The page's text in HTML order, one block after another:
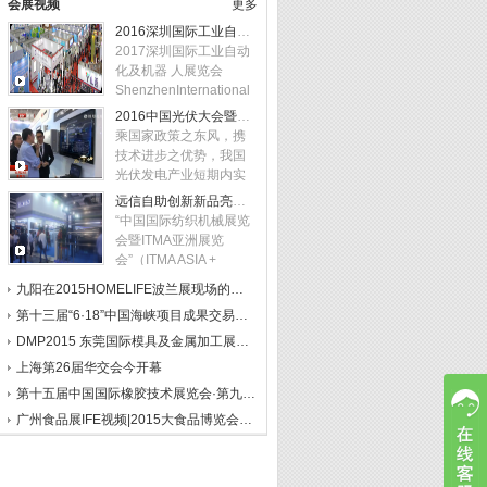
会展视频
更多
2016深圳国际工业自动化及机器人展览会现场视频
2017深圳国际工业自动
化及机器 人展览会
ShenzhenInternational
Industrial
AutomationRobot
Exhibition 2017 时间：
2017 年 9 月 19 日- 21
2016中国光伏大会暨展览会在京举办
乘国家政策之东风，携
技术进步之优势，我国
光伏发电产业短期内实
现量质起升。2015年我
国新增光伏发电装机继
续领跑全球
远信自助创新新品亮相2016中国国际纺织机械展览会
“中国国际纺织机械展览
会暨ITMA亚洲展览
会”（ITMA ASIA +
CITME）由“中国国际纺
织机械展览会”和“ITMA
ASIA” 联合而成。是
九阳在2015HOMELIFE波兰展现场的采访
第十三届“6·18”中国海峡项目成果交易会开幕
DMP2015 东莞国际模具及金属加工展会盛况
上海第26届华交会今开幕
第十五届中国国际橡胶技术展览会·第九届亚洲埃森轮胎展华彩上演
广州食品展IFE视频|2015大食品博览会精彩视频